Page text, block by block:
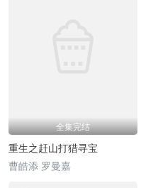
全集完结
重生之赶山打猎寻宝
曹皓添 罗曼嘉